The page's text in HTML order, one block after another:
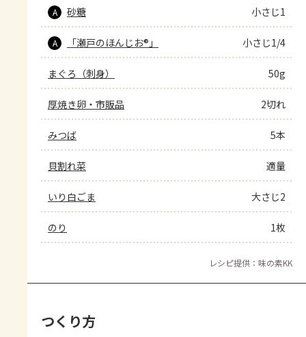
A 砂糖 小さじ1
A 「瀬戸のほんじお®」 小さじ1/4
まぐろ（刺身） 50g
厚焼き卵・市販品 2切れ
みつば 5本
貝割れ菜 適量
いり白ごま 大さじ2
のり 1枚
レシピ提供：味の素KK
つくり方